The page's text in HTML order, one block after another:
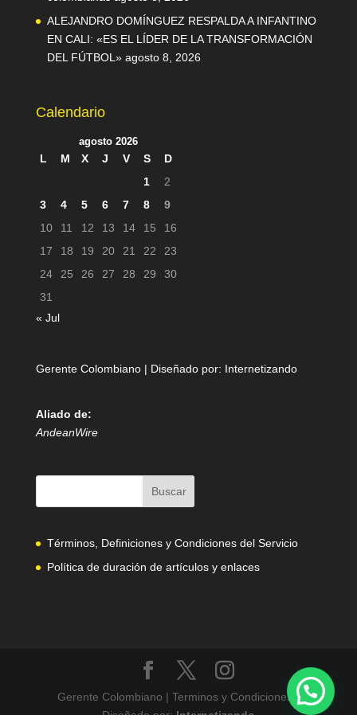
ALEJANDRO DOMÍNGUEZ RESPALDA A INFANTINO
EN CALI: «ES EL LÍDER DE LA TRANSFORMACIÓN
DEL FÚTBOL» agosto 8, 2026
Calendario
agosto 2026
L M X J V S
D
1
2
3
4 5 6 7 8
9
10
11 12 13 14 15
16
17
18 19 20 21 22
23
24
25 26 27 28 29
30
31
« Jul
Gerente Colombiano | Diseñado por: Internetizando
Aliado de:
AndeanWire
Términos, Definiciones y Condiciones del Servicio
Política de duración de artículos y enlaces
Gerente Colombiano | Terminos y Condiciones |